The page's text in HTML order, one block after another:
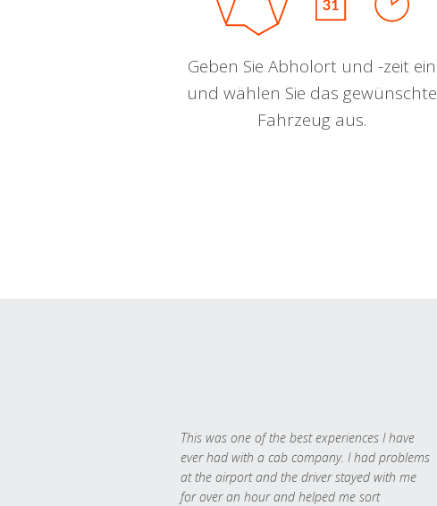
Geben Sie Abholort und -zeit ein
und wählen Sie das gewünschte
Fahrzeug aus.
This was one of the best experiences I have
ever had with a cab company. I had problems
at the airport and the driver stayed with me
for over an hour and helped me sort